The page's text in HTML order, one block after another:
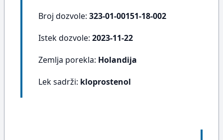
Broj dozvole: 323-01-00151-18-002
Istek dozvole: 2023-11-22
Zemlja porekla: Holandija
Lek sadrži: kloprostenol